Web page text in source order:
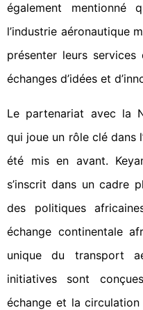
également mentionné
l’industrie aéronautique
présenter leurs
échanges d’idées et
Le partenariat avec la
qui joue un rôle clé dans
été mis en avant.
s’inscrit dans un cadre
des politiques
échange continentale
unique du transport
initiatives sont
échange et la